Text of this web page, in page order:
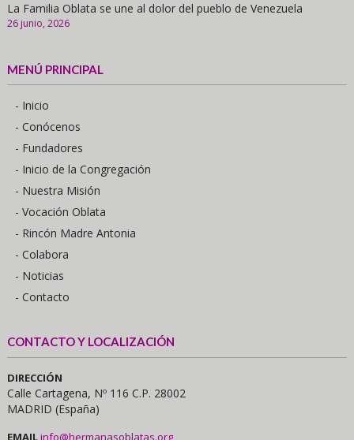
La Familia Oblata se une al dolor del pueblo de Venezuela
26 junio, 2026
MENÚ PRINCIPAL
- Inicio
- Conócenos
- Fundadores
- Inicio de la Congregación
- Nuestra Misión
- Vocación Oblata
- Rincón Madre Antonia
- Colabora
- Noticias
- Contacto
CONTACTO Y LOCALIZACIÓN
DIRECCIÓN
Calle Cartagena, Nº 116 C.P. 28002
MADRID (España)